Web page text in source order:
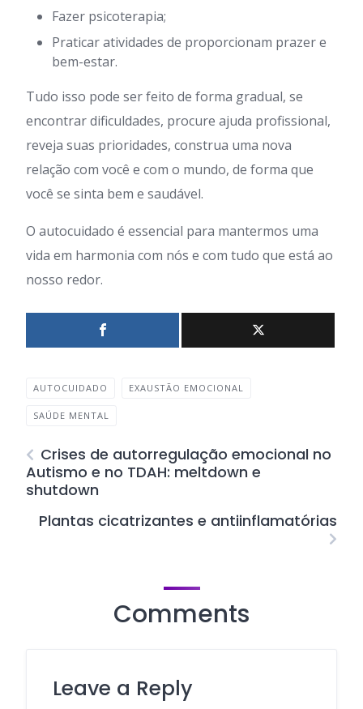
Fazer psicoterapia;
Praticar atividades de proporcionam prazer e
bem-estar.
Tudo isso pode ser feito de forma gradual, se
encontrar dificuldades, procure ajuda profissional,
reveja suas prioridades, construa uma nova
relação com você e com o mundo, de forma que
você se sinta bem e saudável.
O autocuidado é essencial para mantermos uma
vida em harmonia com nós e com tudo que está ao
nosso redor.
AUTOCUIDADO EXAUSTÃO EMOCIONAL
SAÚDE MENTAL
Crises de autorregulação emocional no
Autismo e no TDAH: meltdown e
shutdown
Plantas cicatrizantes e antiinflamatórias
Comments
Leave a Reply